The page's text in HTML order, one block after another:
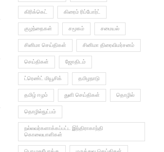
கிரிக்கெட் கிரைம் ரிப்போர்ட்
குழந்தைகள் சமூகம் சமையல்
சினிமா செய்திகள் சினிமா திரைவிமர்சனம்
செய்திகள் ஜோதிடம்
ட்ரெண்ட் மியூசிக் தமிழநாடு
தமிழ் ஈழம் துளி செய்திகள் தொழில்
தொழில்நுட்பம்
நல்லவர்களாக்கப்பட்ட இந்திராகாந்தி
கொலையாளிகள்